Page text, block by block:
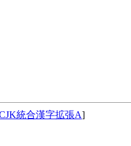
統合漢字拡張A